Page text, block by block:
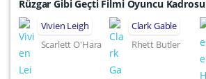
Rüzgar Gibi Geçti Filmi Oyuncu
Vivien Leigh
Scarlett O'Hara
Clark Gable
Rhett Butler